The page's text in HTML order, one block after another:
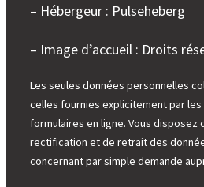
– Hébergeur : Pulseheberg
– Image d’accueil : Droits
Les seules données personnelles
celles fournies explicitement par
formulaires en ligne. Vous disposez
rectification et de retrait des
concernant par simple demande